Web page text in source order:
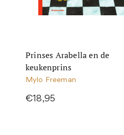
Prinses Arabella en de
keukenprins
Mylo Freeman
€18,95